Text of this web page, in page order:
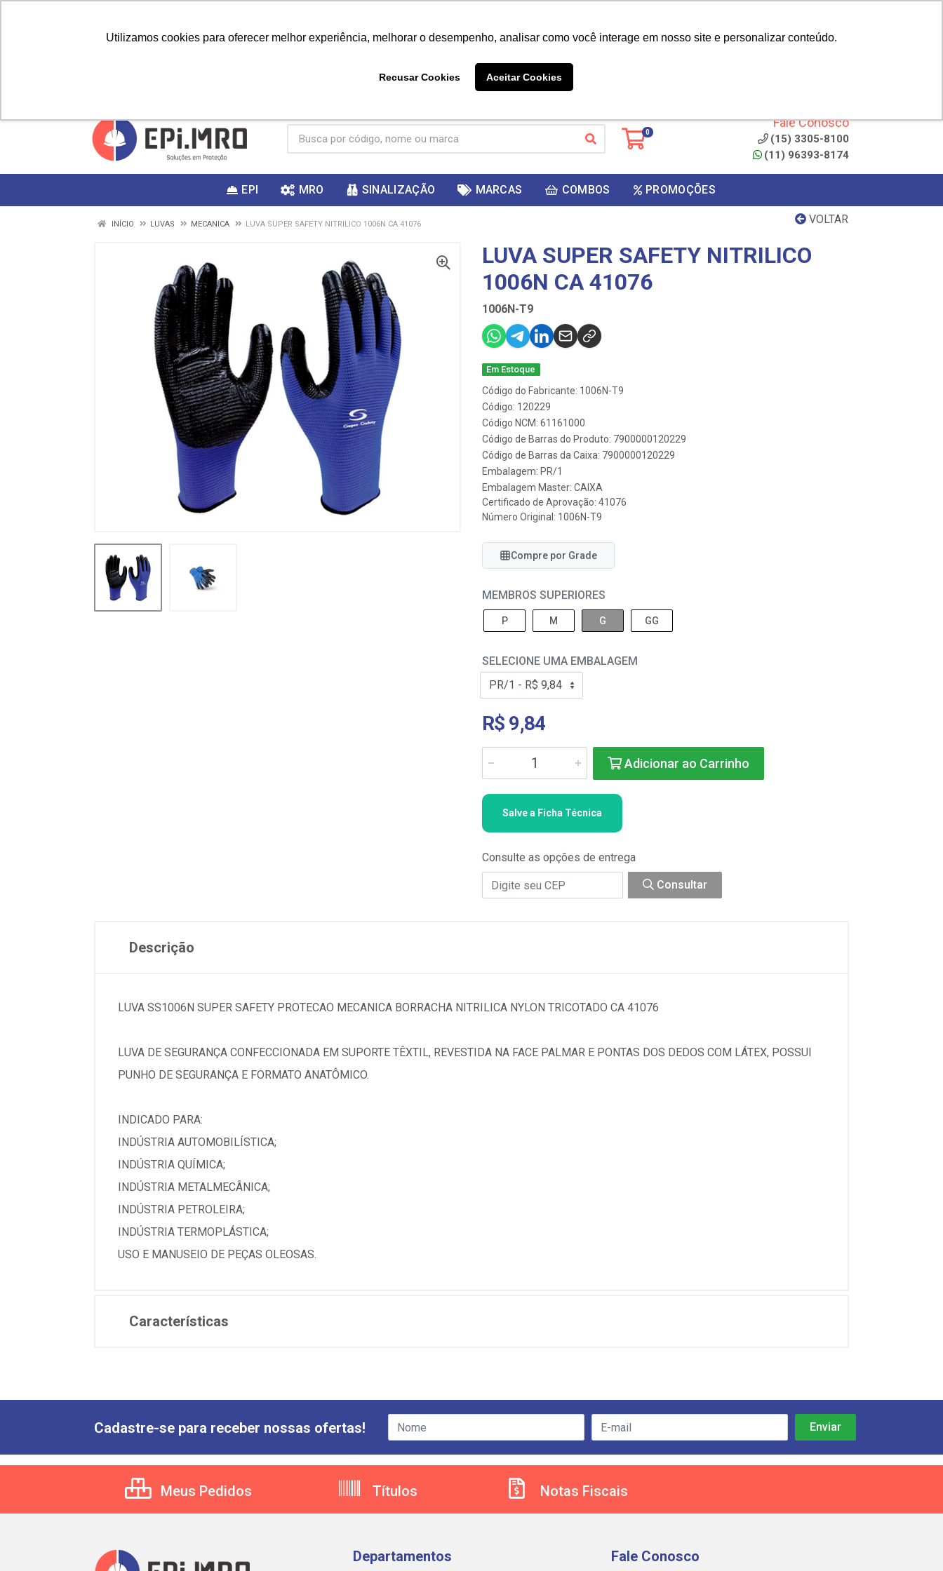
Utilizamos cookies para oferecer melhor experiência, melhorar o desempenho, analisar como você interage em nosso site e personalizar conteúdo.
Recusar Cookies Aceitar Cookies
ganhar
0
Fale Conosco
(15) 3305-8100
(11) 96393-8174
EPI MRO SINALIZAÇÃO MARCAS COMBOS PROMOÇÕES
VOLTAR
INÍCIO LUVAS MECANICA LUVA SUPER SAFETY NITRILICO 1006N CA 41076
LUVA SUPER SAFETY NITRILICO
1006N CA 41076
1006N-T9
Em Estoque
Código do Fabricante: 1006N-T9
Código: 120229
Código NCM: 61161000
Código de Barras do Produto: 7900000120229
Código de Barras da Caixa: 7900000120229
Embalagem: PR/1
Embalagem Master: CAIXA
Certificado de Aprovação: 41076
Número Original: 1006N-T9
Compre por Grade
MEMBROS SUPERIORES
P M G GG
SELECIONE UMA EMBALAGEM
R$ 9,84
Adicionar ao Carrinho
Salve a Ficha Técnica
Consulte as opções de entrega
Consultar
Descrição
LUVA SS1006N SUPER SAFETY PROTECAO MECANICA BORRACHA NITRILICA NYLON TRICOTADO CA 41076
LUVA DE SEGURANÇA CONFECCIONADA EM SUPORTE TÊXTIL, REVESTIDA NA FACE PALMAR E PONTAS DOS DEDOS COM LÁTEX, POSSUI
PUNHO DE SEGURANÇA E FORMATO ANATÔMICO.
INDICADO PARA:
INDÚSTRIA AUTOMOBILÍSTICA;
INDÚSTRIA QUÍMICA;
INDÚSTRIA METALMECÂNICA;
INDÚSTRIA PETROLEIRA;
INDÚSTRIA TERMOPLÁSTICA;
USO E MANUSEIO DE PEÇAS OLEOSAS.
Características
Cadastre-se para receber nossas ofertas!
Meus Pedidos Títulos Notas Fiscais
Departamentos Fale Conosco